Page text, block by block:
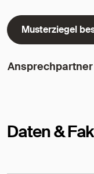
Musterziegel
Daten &